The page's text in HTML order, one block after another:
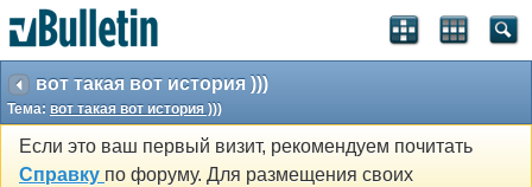
вот такая вот история )))
Тема: вот такая вот история )))
Если это ваш первый визит, рекомендуем почитать
Справку по форуму. Для размещения своих